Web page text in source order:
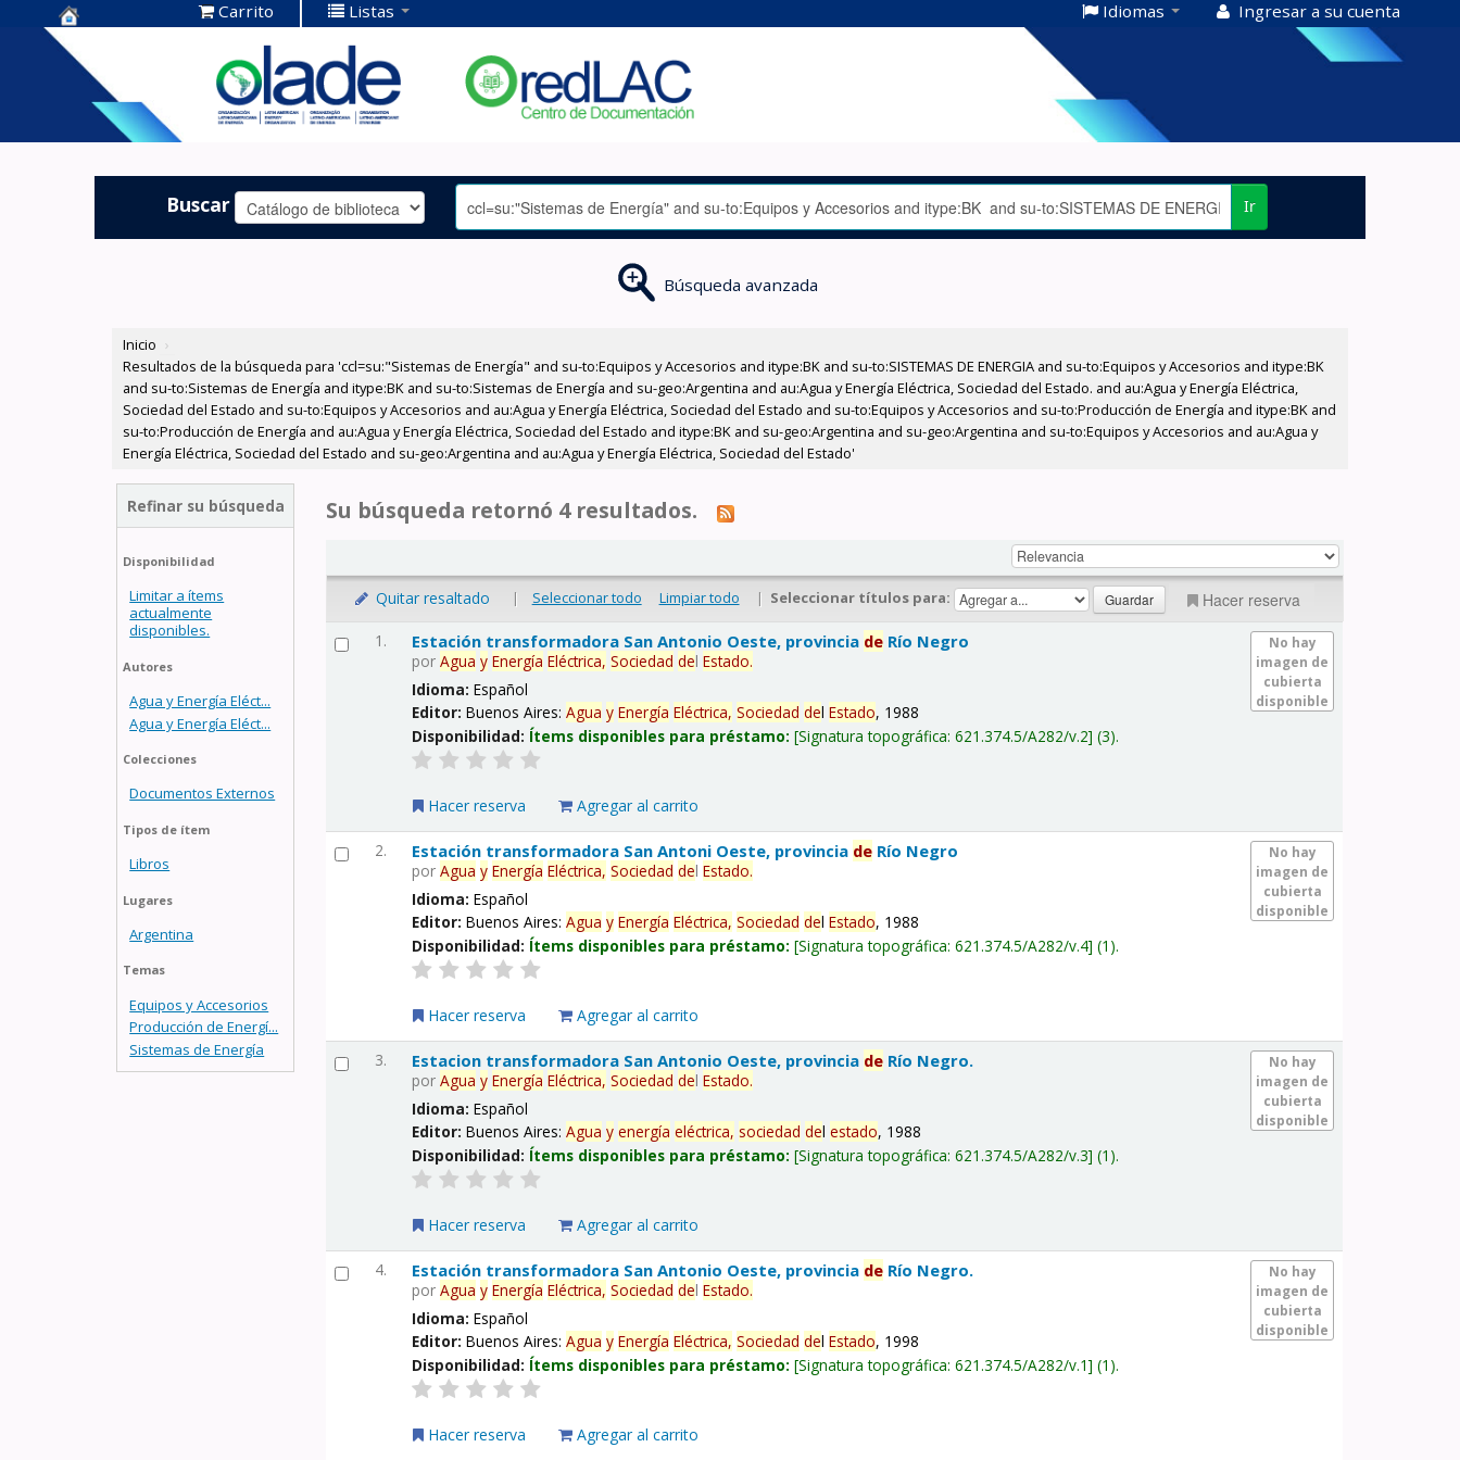
Centro de
Documentación
OLADE -
Carrito Listas Idiomas Ingresar a su cuenta
Buscar Ir
Búsqueda avanzada
Inicio ›
Resultados de la búsqueda para 'ccl=su:"Sistemas de Energía" and su-to:Equipos y Accesorios and itype:BK and su-to:SISTEMAS DE ENERGIA and su-to:Equipos y Accesorios and itype:BK
and su-to:Sistemas de Energía and itype:BK and su-to:Sistemas de Energía and su-geo:Argentina and au:Agua y Energía Eléctrica, Sociedad del Estado. and au:Agua y Energía Eléctrica,
Sociedad del Estado and su-to:Equipos y Accesorios and au:Agua y Energía Eléctrica, Sociedad del Estado and su-to:Equipos y Accesorios and su-to:Producción de Energía and itype:BK and
su-to:Producción de Energía and au:Agua y Energía Eléctrica, Sociedad del Estado and itype:BK and su-geo:Argentina and su-geo:Argentina and su-to:Equipos y Accesorios and au:Agua y
Energía Eléctrica, Sociedad del Estado and su-geo:Argentina and au:Agua y Energía Eléctrica, Sociedad del Estado'
Refinar su búsqueda
Disponibilidad
Limitar a ítems
actualmente
disponibles.
Autores
Agua y Energía Eléct...
Agua y Energía Eléct...
Colecciones
Documentos Externos
Tipos de ítem
Libros
Lugares
Argentina
Temas
Equipos y Accesorios
Producción de Energí...
Sistemas de Energía
Su búsqueda retornó 4 resultados.
Quitar resaltado | Seleccionar todo Limpiar todo | Seleccionar títulos para: Hacer reserva
1.
No hay
imagen de
cubierta
disponible
Estación transformadora San Antonio Oeste, provincia de Río Negro
porAgua y Energía Eléctrica, Sociedad delEstado.
Idioma:Español
Editor:Buenos Aires:Agua y Energía Eléctrica, Sociedad delEstado, 1988
Disponibilidad: Ítems disponibles para préstamo: Signatura topográfica:621.374.5/A282/v.2 (3).
Hacer reserva Agregar al carrito
2.
No hay
imagen de
cubierta
disponible
Estación transformadora San Antoni Oeste, provincia de Río Negro
porAgua y Energía Eléctrica, Sociedad delEstado.
Idioma:Español
Editor:Buenos Aires:Agua y Energía Eléctrica, Sociedad delEstado, 1988
Disponibilidad: Ítems disponibles para préstamo: Signatura topográfica:621.374.5/A282/v.4 (1).
Hacer reserva Agregar al carrito
3.
No hay
imagen de
cubierta
disponible
Estacion transformadora San Antonio Oeste, provincia de Río Negro.
porAgua y Energía Eléctrica, Sociedad delEstado.
Idioma:Español
Editor:Buenos Aires:Agua y energía eléctrica, sociedad delestado, 1988
Disponibilidad: Ítems disponibles para préstamo: Signatura topográfica:621.374.5/A282/v.3 (1).
Hacer reserva Agregar al carrito
4.
No hay
imagen de
cubierta
disponible
Estación transformadora San Antonio Oeste, provincia de Río Negro.
porAgua y Energía Eléctrica, Sociedad delEstado.
Idioma:Español
Editor:Buenos Aires:Agua y Energía Eléctrica, Sociedad delEstado, 1998
Disponibilidad: Ítems disponibles para préstamo: Signatura topográfica:621.374.5/A282/v.1 (1).
Hacer reserva Agregar al carrito